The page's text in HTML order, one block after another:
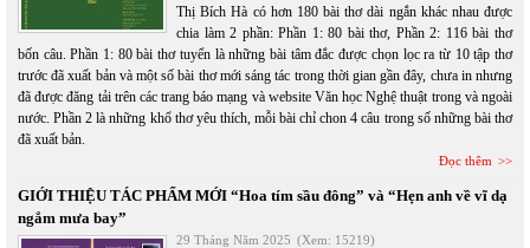
Thị Bích Hà có hơn 180 bài thơ dài ngắn khác nhau được
chia làm 2 phần: Phần 1: 80 bài thơ, Phần 2: 116 bài thơ
bốn câu. Phần 1: 80 bài thơ tuyển là những bài tâm đắc được chọn lọc ra từ 10 tập thơ
trước đã xuất bản và một số bài thơ mới sáng tác trong thời gian gần đây, chưa in nhưng
đã được đăng tải trên các trang báo mạng và website Văn học Nghệ thuật trong và ngoài
nước. Phần 2 là những khổ thơ yêu thích, mỗi bài chỉ chon 4 câu trong số những bài thơ
đã xuất bản.
Đọc thêm
GIỚI THIỆU TÁC PHẨM MỚI “Hoa tím sầu đông” và “Hẹn anh về vĩ dạ
ngắm mưa bay”
29 Tháng Năm 2025 (Xem: 15219)